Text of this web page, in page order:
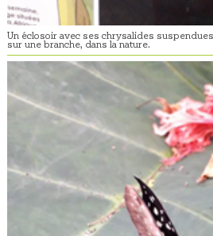
Un éclosoir avec ses chrysalides
sur une branche, dans la nature.